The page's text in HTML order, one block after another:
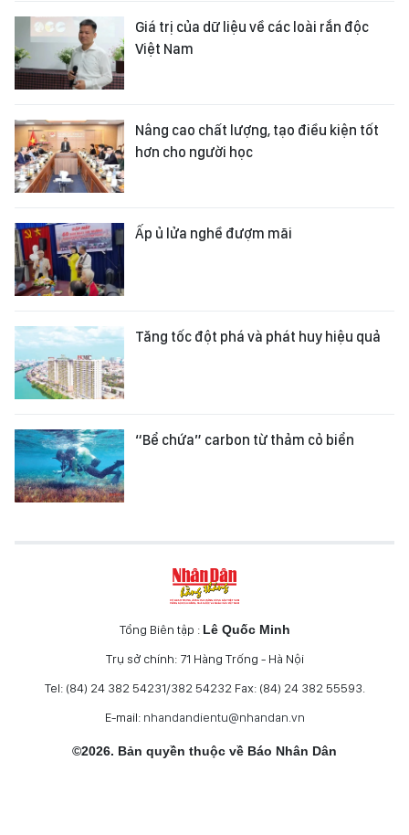
Giá trị của dữ liệu về các loài rắn độc
Việt Nam
Nâng cao chất lượng, tạo điều kiện tốt
hơn cho người học
Ấp ủ lửa nghề đượm mãi
Tăng tốc đột phá và phát huy hiệu quả
“Bể chứa” carbon từ thảm cỏ biển
Tổng Biên tập : Lê Quốc Minh
Trụ sở chính: 71 Hàng Trống - Hà Nội
Tel: (84) 24 382 54231/382 54232 Fax: (84) 24 382 55593.
E-mail: nhandandientu@nhandan.vn
©2026. Bản quyền thuộc về Báo Nhân Dân